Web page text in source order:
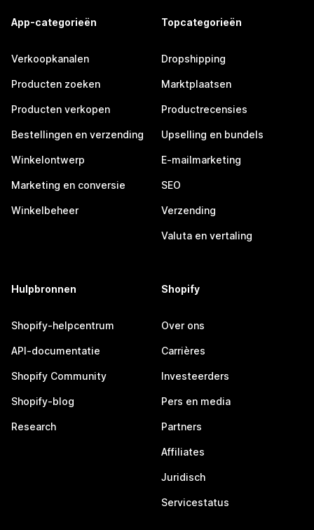
App-categorieën
Verkoopkanalen
Producten zoeken
Producten verkopen
Bestellingen en verzending
Winkelontwerp
Marketing en conversie
Winkelbeheer
Topcategorieën
Dropshipping
Marktplaatsen
Productrecensies
Upselling en bundels
E-mailmarketing
SEO
Verzending
Valuta en vertaling
Hulpbronnen
Shopify-helpcentrum
API-documentatie
Shopify Community
Shopify-blog
Research
Shopify
Over ons
Carrières
Investeerders
Pers en media
Partners
Affiliates
Juridisch
Servicestatus